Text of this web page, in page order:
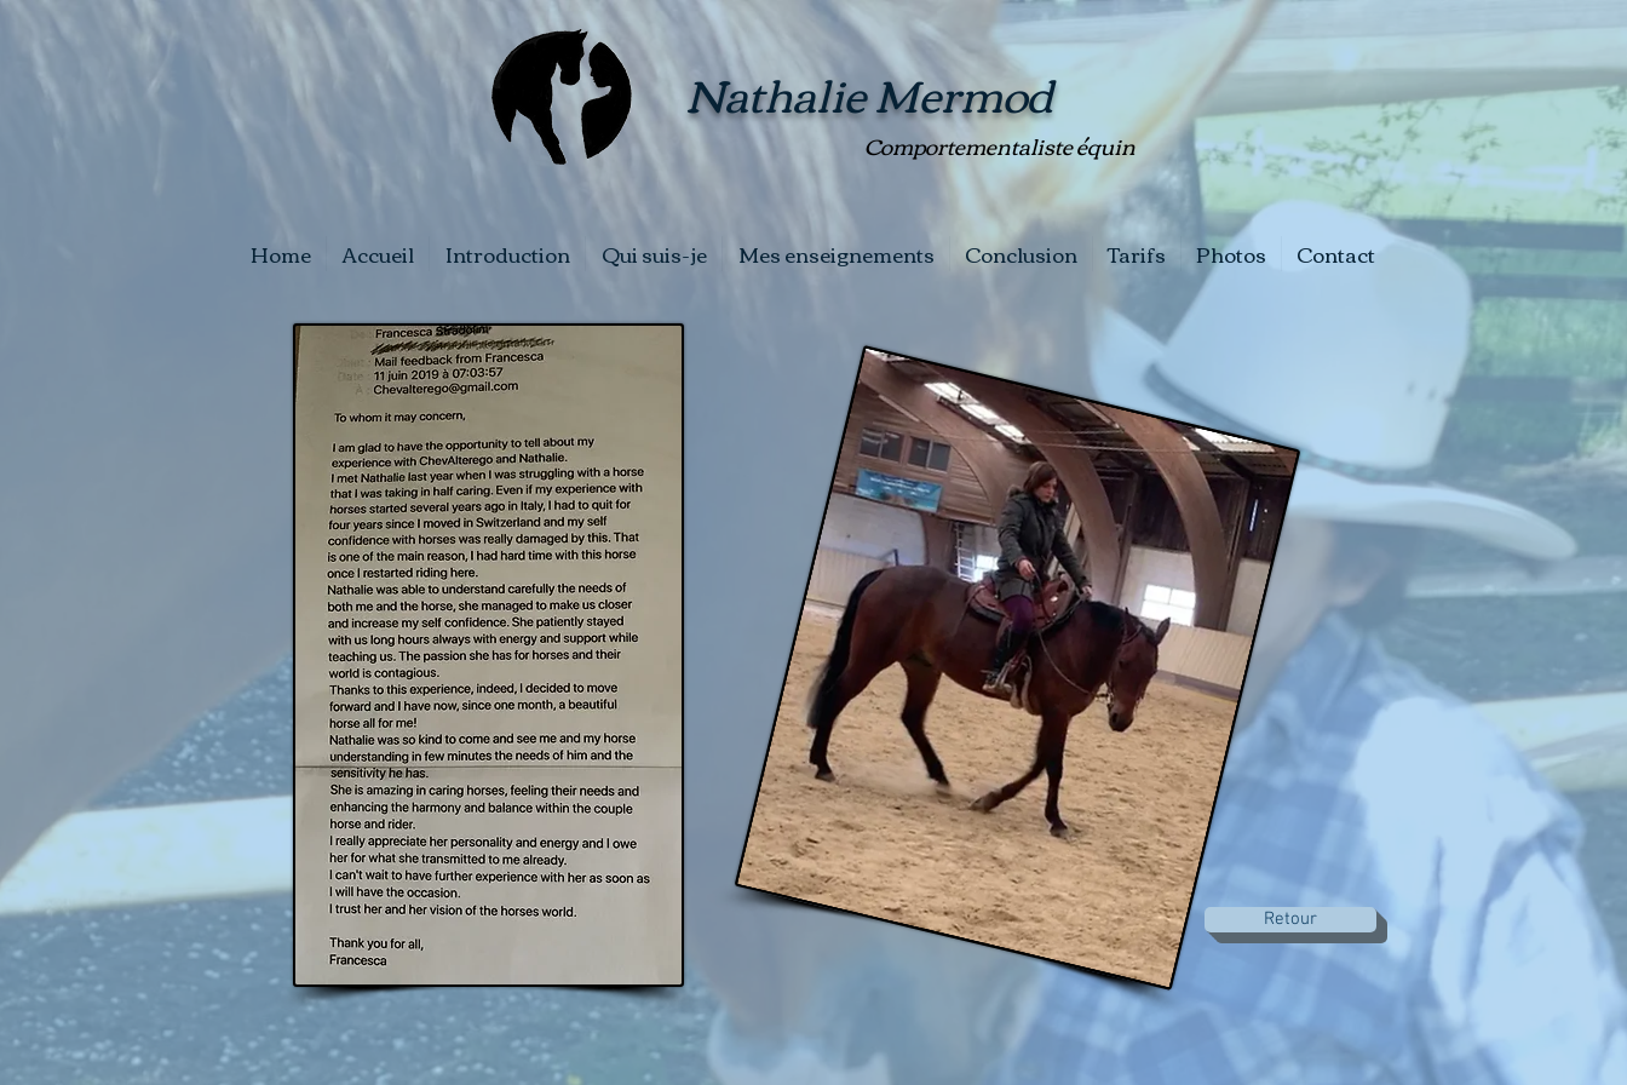
Nathalie Mermod
Comportementaliste équin
Home Accueil Introduction Qui suis-je Mes enseignements Conclusion Tarifs Photos Contact
Retour